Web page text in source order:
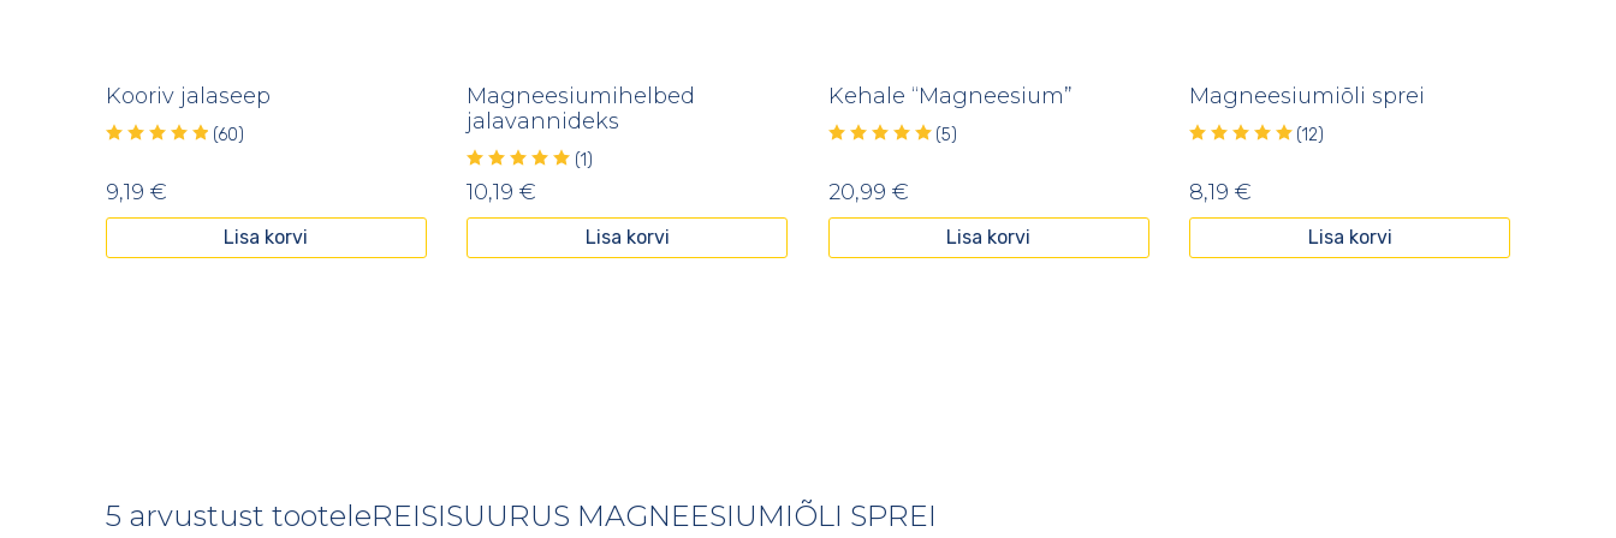
Kooriv jalaseep
(60)
9,19 €
Lisa korvi
Magneesiumihelbed
jalavannideks
(1)
10,19€
Lisa korvi
Kehale “Magneesium”
(5)
20,99 €
Lisa korvi
Magneesiumiõli sprei
(12)
8,19€
Lisa korvi
5 arvustust tooteleREISISUURUS MAGNEESIUMIÕLI SPREI